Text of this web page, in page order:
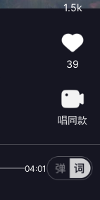
1.5k
39
唱同款
04:01